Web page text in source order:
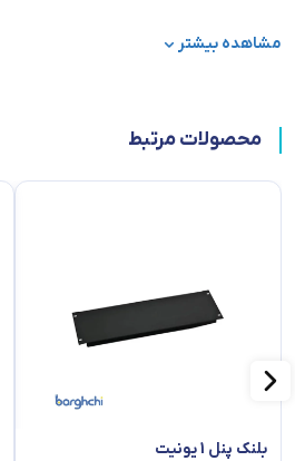
مشاهده بیشتر
محصولات مرتبط
بلنک پنل 1 یونیت